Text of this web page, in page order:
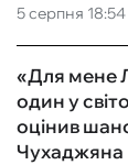
5 серпня 18:54
«Для мене
один у
оцінив
Чухаджяна